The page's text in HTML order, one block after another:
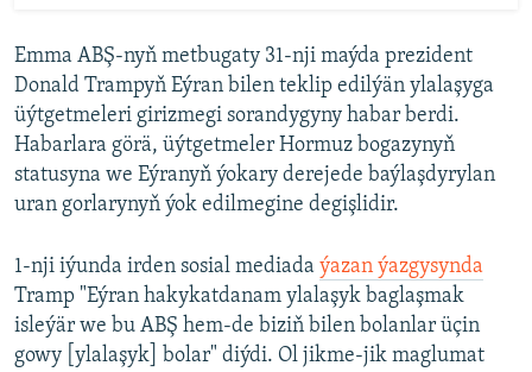
Emma ABŞ-nyň metbugaty 31-nji maýda prezident
Donald Trampyň Eýran bilen teklip edilýän ylalaşyga
üýtgetmeleri girizmegi sorandygyny habar berdi.
Habarlara görä, üýtgetmeler Hormuz bogazynyň
statusyna we Eýranyň ýokary derejede baýlaşdyrylan
uran gorlarynyň ýok edilmegine degişlidir.
1-nji iýunda irden sosial mediada ýazan ýazgysynda
Tramp "Eýran hakykatdanam ylalaşyk baglaşmak
isleýär we bu ABŞ hem-de biziň bilen bolanlar üçin
gowy [ylalaşyk] bolar" diýdi. Ol jikme-jik maglumat